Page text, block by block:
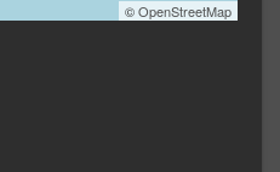
©OpenStreetMap